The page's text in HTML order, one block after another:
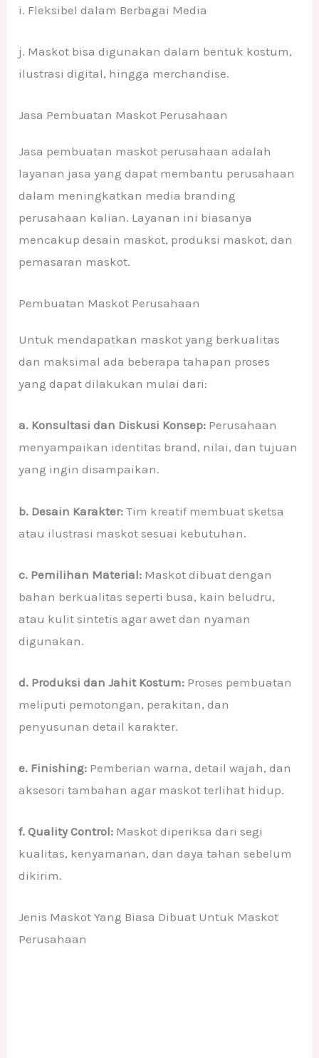
i. Fleksibel dalam Berbagai Media
j. Maskot bisa digunakan dalam bentuk kostum,
ilustrasi digital, hingga merchandise.
Jasa Pembuatan Maskot Perusahaan
Jasa pembuatan maskot perusahaan adalah
layanan jasa yang dapat membantu perusahaan
dalam meningkatkan media branding
perusahaan kalian. Layanan ini biasanya
mencakup desain maskot, produksi maskot, dan
pemasaran maskot.
Pembuatan Maskot Perusahaan
Untuk mendapatkan maskot yang berkualitas
dan maksimal ada beberapa tahapan proses
yang dapat dilakukan mulai dari:
a. Konsultasi dan Diskusi Konsep: Perusahaan
menyampaikan identitas brand, nilai, dan tujuan
yang ingin disampaikan.
b. Desain Karakter: Tim kreatif membuat sketsa
atau ilustrasi maskot sesuai kebutuhan.
c. Pemilihan Material: Maskot dibuat dengan
bahan berkualitas seperti busa, kain beludru,
atau kulit sintetis agar awet dan nyaman
digunakan.
d. Produksi dan Jahit Kostum: Proses pembuatan
meliputi pemotongan, perakitan, dan
penyusunan detail karakter.
e. Finishing: Pemberian warna, detail wajah, dan
aksesori tambahan agar maskot terlihat hidup.
f. Quality Control: Maskot diperiksa dari segi
kualitas, kenyamanan, dan daya tahan sebelum
dikirim.
Jenis Maskot Yang Biasa Dibuat Untuk Maskot
Perusahaan